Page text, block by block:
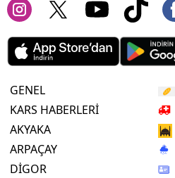
GENEL
KARS HABERLERİ
AKYAKA
ARPAÇAY
DİGOR